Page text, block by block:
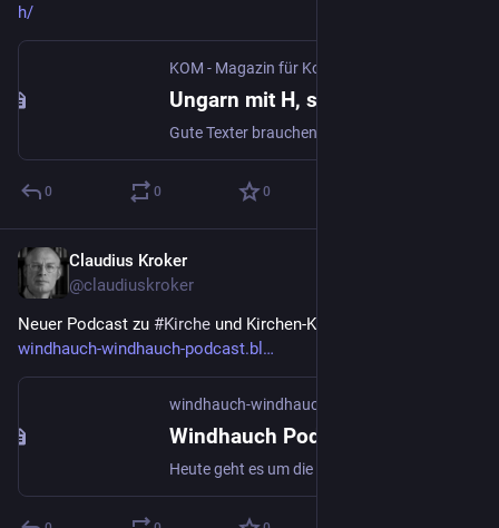
h/
Ungarn mit H, sagt die KI
0 0 0
Claudius Kroker
@claudiuskroker
Neuer Podcast zu #Kirche und Kirchen-Kommunikation
windhauch-windhauch-podcast.bl